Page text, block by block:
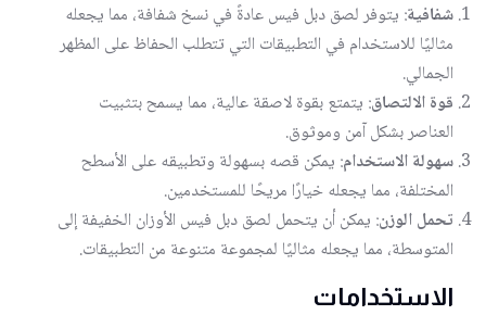
شفافية: يتوفر لصق دبل فيس عادةً في نسخ شفافة، مما يجعله
مثاليًا للاستخدام في التطبيقات التي تتطلب الحفاظ على المظهر
الجمالي.
قوة الالتصاق: يتمتع بقوة لاصقة عالية، مما يسمح بتثبيت
العناصر بشكل آمن وموثوق.
سهولة الاستخدام: يمكن قصه بسهولة وتطبيقه على الأسطح
المختلفة، مما يجعله خيارًا مريحًا للمستخدمين.
تحمل الوزن: يمكن أن يتحمل لصق دبل فيس الأوزان الخفيفة إلى
المتوسطة، مما يجعله مثاليًا لمجموعة متنوعة من التطبيقات.
الاستخدامات